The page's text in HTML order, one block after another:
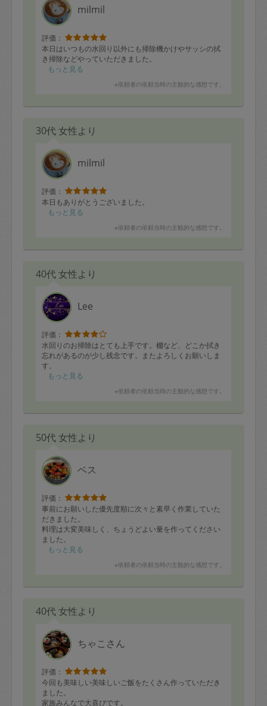
明るいお人柄で、人見知りの私でも安心できました。
これから隔週で来ていただくので、きれいになっていく
のが楽しみです。
milmil
評価：
本日はいつもの水回り以外にも掃除機かけやサッシの拭
き掃除などやっていただきました。
もっと見る
※依頼者の依頼当時の主観的な感想です。
30代 女性より
milmil
評価：
本日もありがとうございました。
もっと見る
※依頼者の依頼当時の主観的な感想です。
40代 女性より
Lee
評価：
水回りのお掃除はとても上手です。棚など、どこか拭き
忘れがあるのが少し残念です。またよろしくお願いしま
す。
もっと見る
※依頼者の依頼当時の主観的な感想です。
50代 女性より
ベス
評価：
事前にお願いした優先度順に次々と素早く作業していた
だきました。
料理は大変美味しく、ちょうどよい量を作ってください
ました。
またぜひお願いさせていただきたいと思います。
もっと見る
※依頼者の依頼当時の主観的な感想です。
40代 女性より
ちゃこさん
評価：
今回も美味しい美味しいご飯をたくさん作っていただき
ました。
家族みんなで大喜びです。